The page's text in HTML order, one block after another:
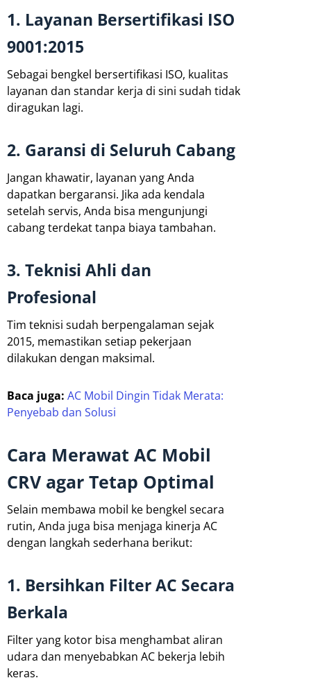
1. Layanan Bersertifikasi ISO
9001:2015
Sebagai bengkel bersertifikasi ISO, kualitas
layanan dan standar kerja di sini sudah tidak
diragukan lagi.
2. Garansi di Seluruh Cabang
Jangan khawatir, layanan yang Anda
dapatkan bergaransi. Jika ada kendala
setelah servis, Anda bisa mengunjungi
cabang terdekat tanpa biaya tambahan.
3. Teknisi Ahli dan
Profesional
Tim teknisi sudah berpengalaman sejak
2015, memastikan setiap pekerjaan
dilakukan dengan maksimal.
Baca juga: AC Mobil Dingin Tidak Merata:
Penyebab dan Solusi
Cara Merawat AC Mobil
CRV agar Tetap Optimal
Selain membawa mobil ke bengkel secara
rutin, Anda juga bisa menjaga kinerja AC
dengan langkah sederhana berikut:
1. Bersihkan Filter AC Secara
Berkala
Filter yang kotor bisa menghambat aliran
udara dan menyebabkan AC bekerja lebih
keras.